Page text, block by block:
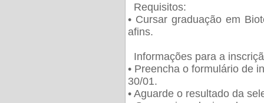
Requisitos:
• Cursar graduação em
afins.
Informações para a
• Preencha o formulário de
30/01.
• Aguarde o resultado da